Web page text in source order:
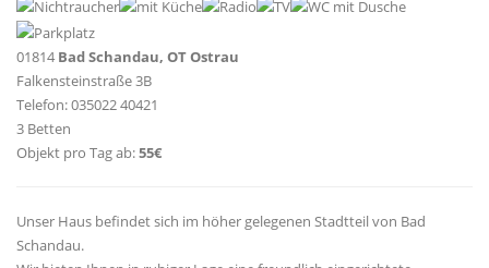
01814 Bad Schandau, OT Ostrau
Falkensteinstraße 3B
Telefon: 035022 40421
3 Betten
Objekt pro Tag ab:55€
Unser Haus befindet sich im höher gelegenen Stadtteil von Bad
Schandau.